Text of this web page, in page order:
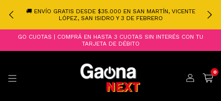
🚚 ENVÍO GRATIS DESDE $35.000 EN SAN MARTÍN, VICENTE
LÓPEZ, SAN ISIDRO Y 3 DE FEBRERO
GO CUOTAS | COMPRÁ EN HASTA 3 CUOTAS SIN INTERÉS CON TU
TARJETA DE DÉBITO
0